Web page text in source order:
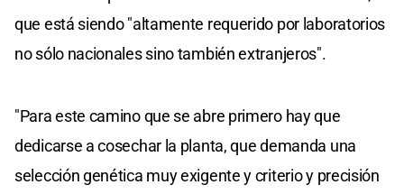
que está siendo "altamente requerido por laboratorios
no sólo nacionales sino también extranjeros".
"Para este camino que se abre primero hay que
dedicarse a cosechar la planta, que demanda una
selección genética muy exigente y criterio y precisión